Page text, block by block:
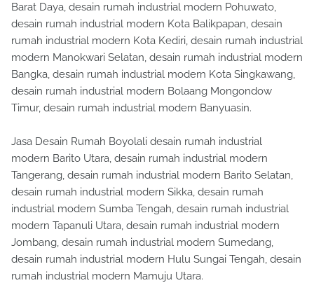
Barat Daya, desain rumah industrial modern Pohuwato,
desain rumah industrial modern Kota Balikpapan, desain
rumah industrial modern Kota Kediri, desain rumah industrial
modern Manokwari Selatan, desain rumah industrial modern
Bangka, desain rumah industrial modern Kota Singkawang,
desain rumah industrial modern Bolaang Mongondow
Timur, desain rumah industrial modern Banyuasin.
Jasa Desain Rumah Boyolali desain rumah industrial
modern Barito Utara, desain rumah industrial modern
Tangerang, desain rumah industrial modern Barito Selatan,
desain rumah industrial modern Sikka, desain rumah
industrial modern Sumba Tengah, desain rumah industrial
modern Tapanuli Utara, desain rumah industrial modern
Jombang, desain rumah industrial modern Sumedang,
desain rumah industrial modern Hulu Sungai Tengah, desain
rumah industrial modern Mamuju Utara.